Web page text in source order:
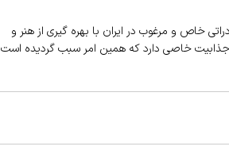
خاص و مرغوب در ایران با بهره گیری از هنر و
جذابیت خاصی دارد که همین امر سبب گردیده است